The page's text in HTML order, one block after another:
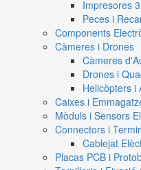
Impresores
Peces i
Components
Càmeres i Drones
Càmeres
Drones i
Helicòpters i
Caixes i
Mòduls i Sensors
Connectors i
Cablejat
Placas PCB i